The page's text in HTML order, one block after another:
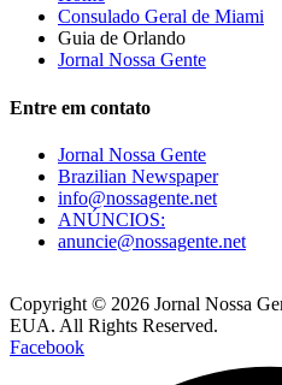
Consulado Geral de Miami
Guia de Orlando
Jornal Nossa Gente
Entre em contato
Jornal Nossa Gente
Brazilian Newspaper
info@nossagente.net
ANÚNCIOS:
anuncie@nossagente.net
Copyright © 2026 Jornal Nossa
EUA. All Rights Reserved.
Facebook